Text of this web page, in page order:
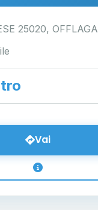
25020, OFFLAGA
Vai